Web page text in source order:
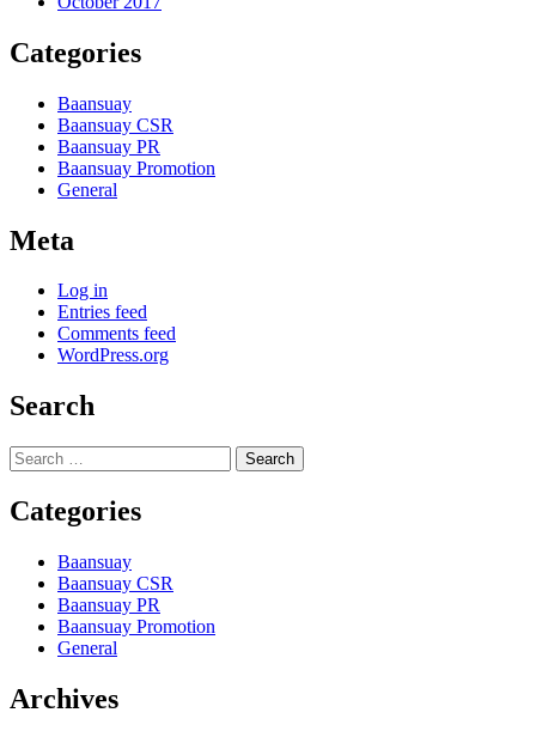
Categories
Baansuay
Baansuay CSR
Baansuay PR
Baansuay Promotion
General
Meta
Log in
Entries feed
Comments feed
WordPress.org
Search
Search
for:
Categories
Baansuay
Baansuay CSR
Baansuay PR
Baansuay Promotion
General
Archives